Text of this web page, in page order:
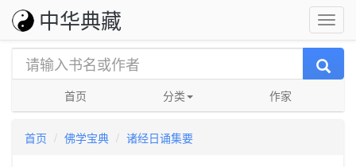
中华典藏
首页 分类 作家
首页 佛学宝典 诸经日诵集要